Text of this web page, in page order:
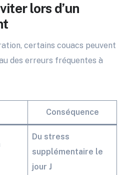
lors d’un
certains couacs peuvent
des erreurs fréquentes à
Conséquence
Du stress
supplémentaire le
jour J